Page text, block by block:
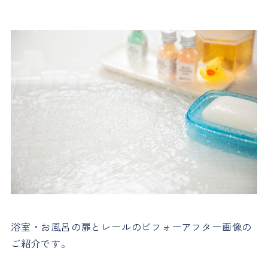
浴室・お風呂の扉とレールのビフォーアフター画像の
ご紹介です。